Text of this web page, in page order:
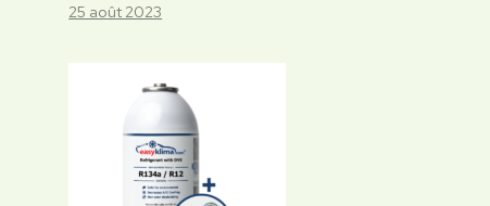
25 août 2023